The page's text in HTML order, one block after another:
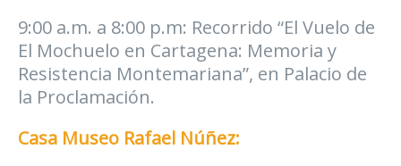
9:00 a.m. a 8:00 p.m: Recorrido “El Vuelo de
El Mochuelo en Cartagena: Memoria y
Resistencia Montemariana”, en Palacio de
la Proclamación.
Casa Museo Rafael Núñez: